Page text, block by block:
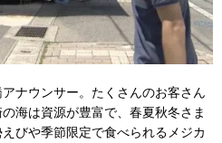
ナウンサー。たくさんのお客さん
海は資源が豊富で、春夏秋冬さま
びや季節限定で食べられるメジカ